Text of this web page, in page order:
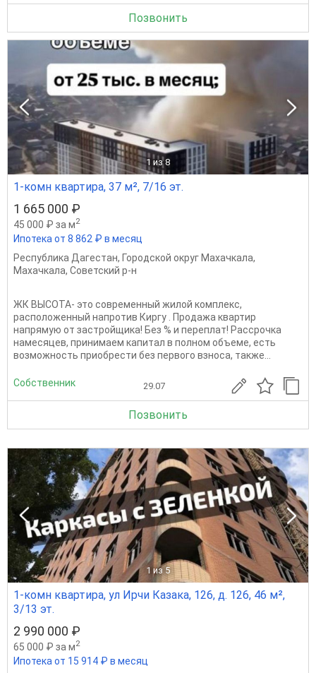
Позвонить
1 из 8
1-комн квартира, 37 м², 7/16 эт.
1 665 000 ₽
45 000 ₽ за м2
Ипотека от 8 862 ₽ в месяц
Республика Дагестан, Городской округ Махачкала,
Махачкала, Советский р-н
ЖК ВЫСОТА- это современный жилой комплекс,
расположенный напротив Киргу . Продажа квартир
напрямую от застройщика! Без % и переплат! Рассрочка
намесяцев, принимаем капитал в полном объеме, есть
возможность приобрести без первого взноса, также...
Собственник 29.07
Позвонить
1 из 5
1-комн квартира, ул Ирчи Казака, 126, д. 126, 46 м²,
3/13 эт.
2 990 000 ₽
65 000 ₽ за м2
Ипотека от 15 914 ₽ в месяц